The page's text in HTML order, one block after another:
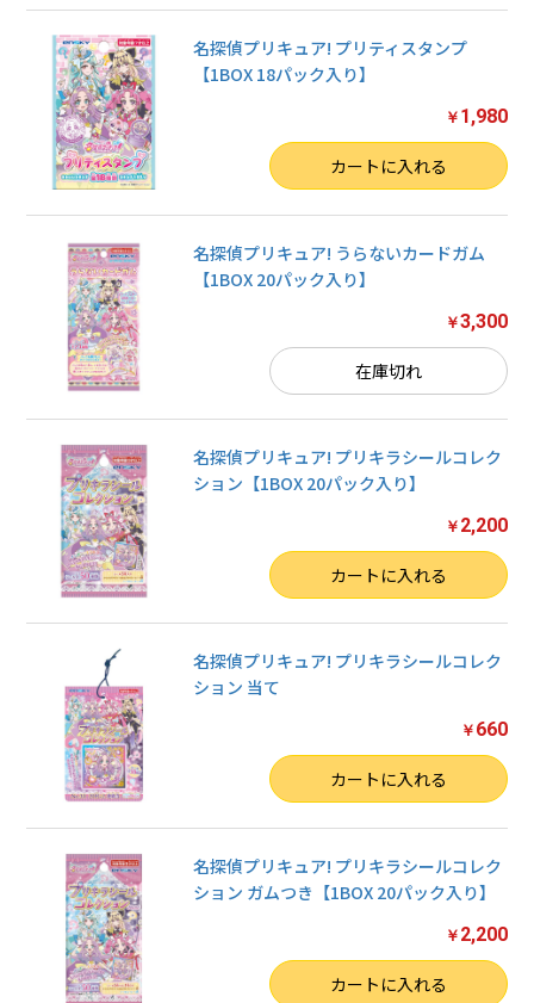
名探偵プリキュア! プリティスタンプ
【1BOX 18パック入り】
￥ 1,980
カートに入れる
名探偵プリキュア! うらないカードガム
【1BOX 20パック入り】
￥3,300
在庫切れ
名探偵プリキュア! プリキラシールコレク
ション【1BOX 20パック入り】
￥ 2,200
カートに入れる
名探偵プリキュア! プリキラシールコレク
ション 当て
￥ 660
カートに入れる
名探偵プリキュア! プリキラシールコレク
ション ガムつき【1BOX 20パック入り】
￥ 2,200
カートに入れる